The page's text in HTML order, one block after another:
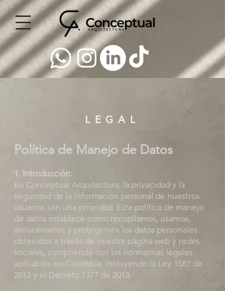
LEGAL
Política de Manejo de Datos
1. Introducción:
En Conceptual Arquitectura, la privacidad y la
seguridad de la información personal de nuestros
usuarios son una prioridad. Esta política de manejo
de datos establece cómo recopilamos, usamos,
almacenamos y protegemos los datos personales
obtenidos a través de nuestra página web y redes
sociales, cumpliendo con las normativas legales
aplicables en Colombia, incluyendo la Ley 1581 de
2012 y el Decreto 1377 de 2013.